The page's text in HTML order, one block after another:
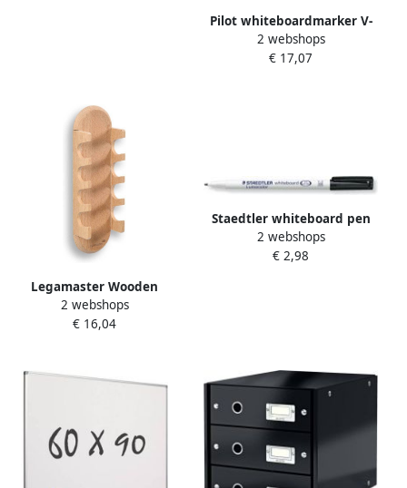
Pilot whiteboardmarker V-
Board Master M medium 2
3 mm etui met 5 stuks in
2 webshops
€ 17,07
Legamaster Wooden
magnetische markerhouder
marker opbergsysteem
2 webshops
€ 16,04
Staedtler whiteboard pen
Lumocolor zwart 10 stuks
2 webshops
€ 2,98